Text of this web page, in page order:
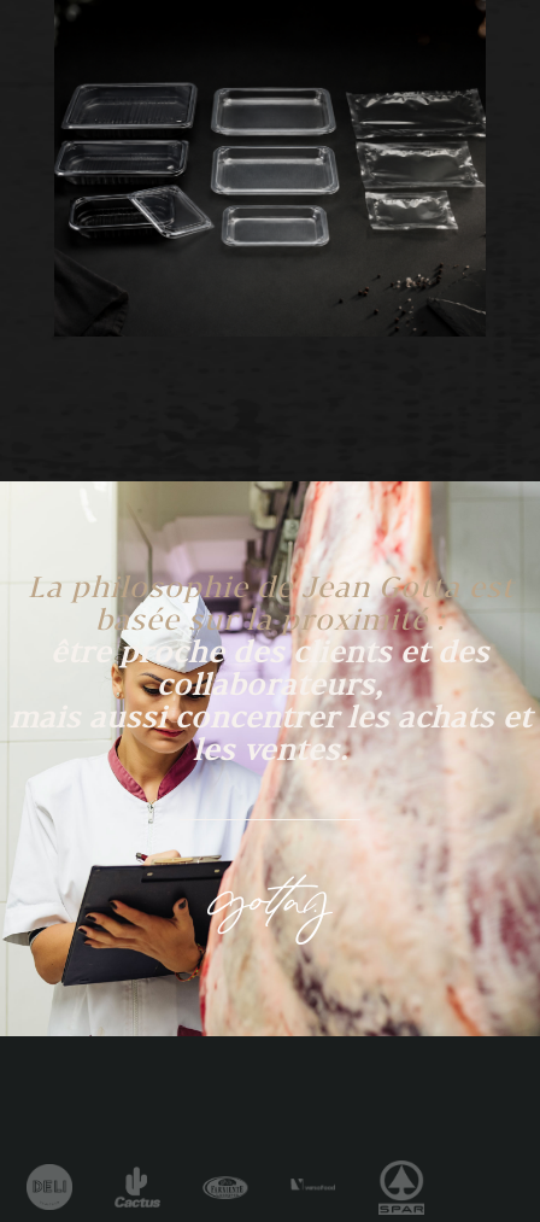
La philosophie de Jean Gotta est
basée sur la proximité :
être proche des clients et des
collaborateurs,
mais aussi concentrer les achats et
les ventes.